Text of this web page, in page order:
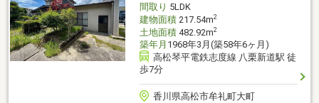
間取り 5LDK
建物面積217.54m2
土地面積482.92m2
築年月 1968年3月(築58年6ヶ月)
高松琴平電鉄志度線 八栗新道駅 徒
歩7分
香川県高松市牟礼町大町